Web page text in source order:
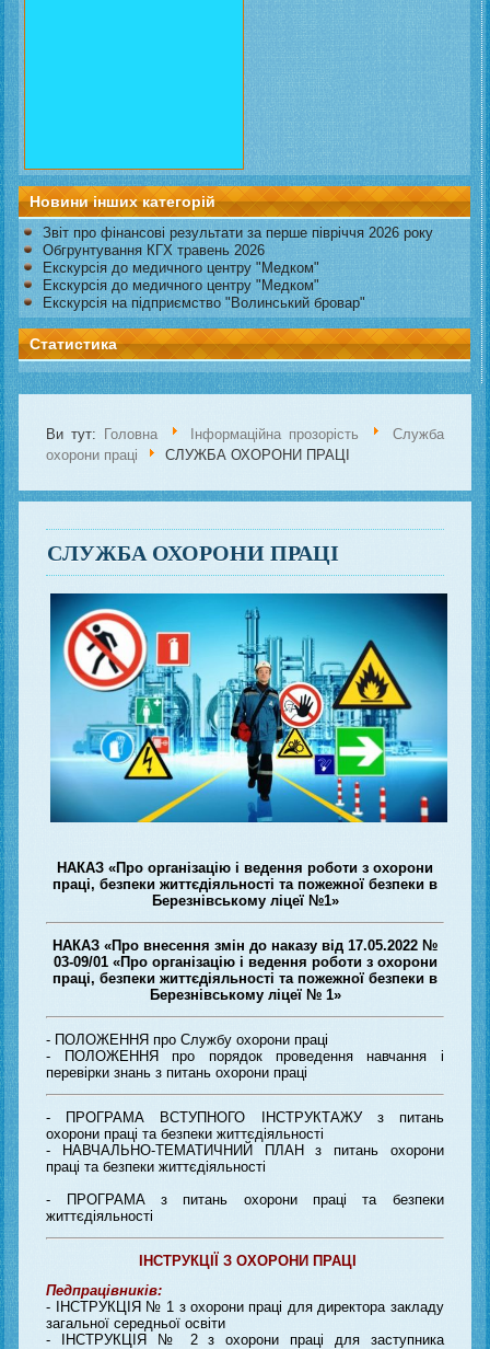
Новини інших категорій
Звіт про фінансові результати за перше півріччя 2026 року
Обгрунтування КГХ травень 2026
Екскурсія до медичного центру "Медком"
Екскурсія до медичного центру "Медком"
Екскурсія на підприємство "Волинський бровар"
Статистика
Ви тут: Головна Інформаційна прозорість
Служба
охорони праці
СЛУЖБА ОХОРОНИ ПРАЦІ
СЛУЖБА ОХОРОНИ ПРАЦІ
НАКАЗ «Про організацію і ведення роботи з охорони
праці, безпеки життєдіяльності та пожежної безпеки в
Березнівському ліцеї №1»
НАКАЗ «Про внесення змін до наказу від 17.05.2022 №
03-09/01 «Про організацію і ведення роботи з охорони
праці, безпеки життєдіяльності та пожежної безпеки в
Березнівському ліцеї № 1»
- ПОЛОЖЕННЯ про Службу охорони праці
- ПОЛОЖЕННЯ про порядок проведення навчання і
перевірки знань з питань охорони праці
- ПРОГРАМА ВСТУПНОГО ІНСТРУКТАЖУ з питань
охорони праці та безпеки життєдіяльності
- НАВЧАЛЬНО-ТЕМАТИЧНИЙ ПЛАН з питань охорони
праці та безпеки життєдіяльності
- ПРОГРАМА з питань охорони праці та безпеки
життєдіяльності
ІНСТРУКЦІЇ З ОХОРОНИ ПРАЦІ
Педпрацівників:
- ІНСТРУКЦІЯ № 1 з охорони праці для директора закладу
загальної середньої освіти
- ІНСТРУКЦІЯ № 2 з охорони праці для заступника